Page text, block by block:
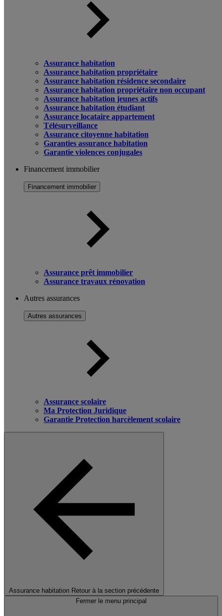
Assurance habitation
Assurance habitation propriétaire
Assurance habitation résidence secondaire
Assurance habitation propriétaire non occupant
Assurance habitation jeunes actifs
Assurance habitation étudiant
Assurance locataire appartement
Télésurveillance
Assurance citoyenne habitation
Garanties assurance habitation
Garantie violences conjugales
Financement immobilier
Financement immobilier
Assurance prêt immobilier
Assurance travaux rénovation
Autres assurances
Autres assurances
Assurance scolaire
Ma Protection Juridique
Garantie Protection harcèlement scolaire
Assurance habitation Retour à la section précédente
Fermer le menu principal